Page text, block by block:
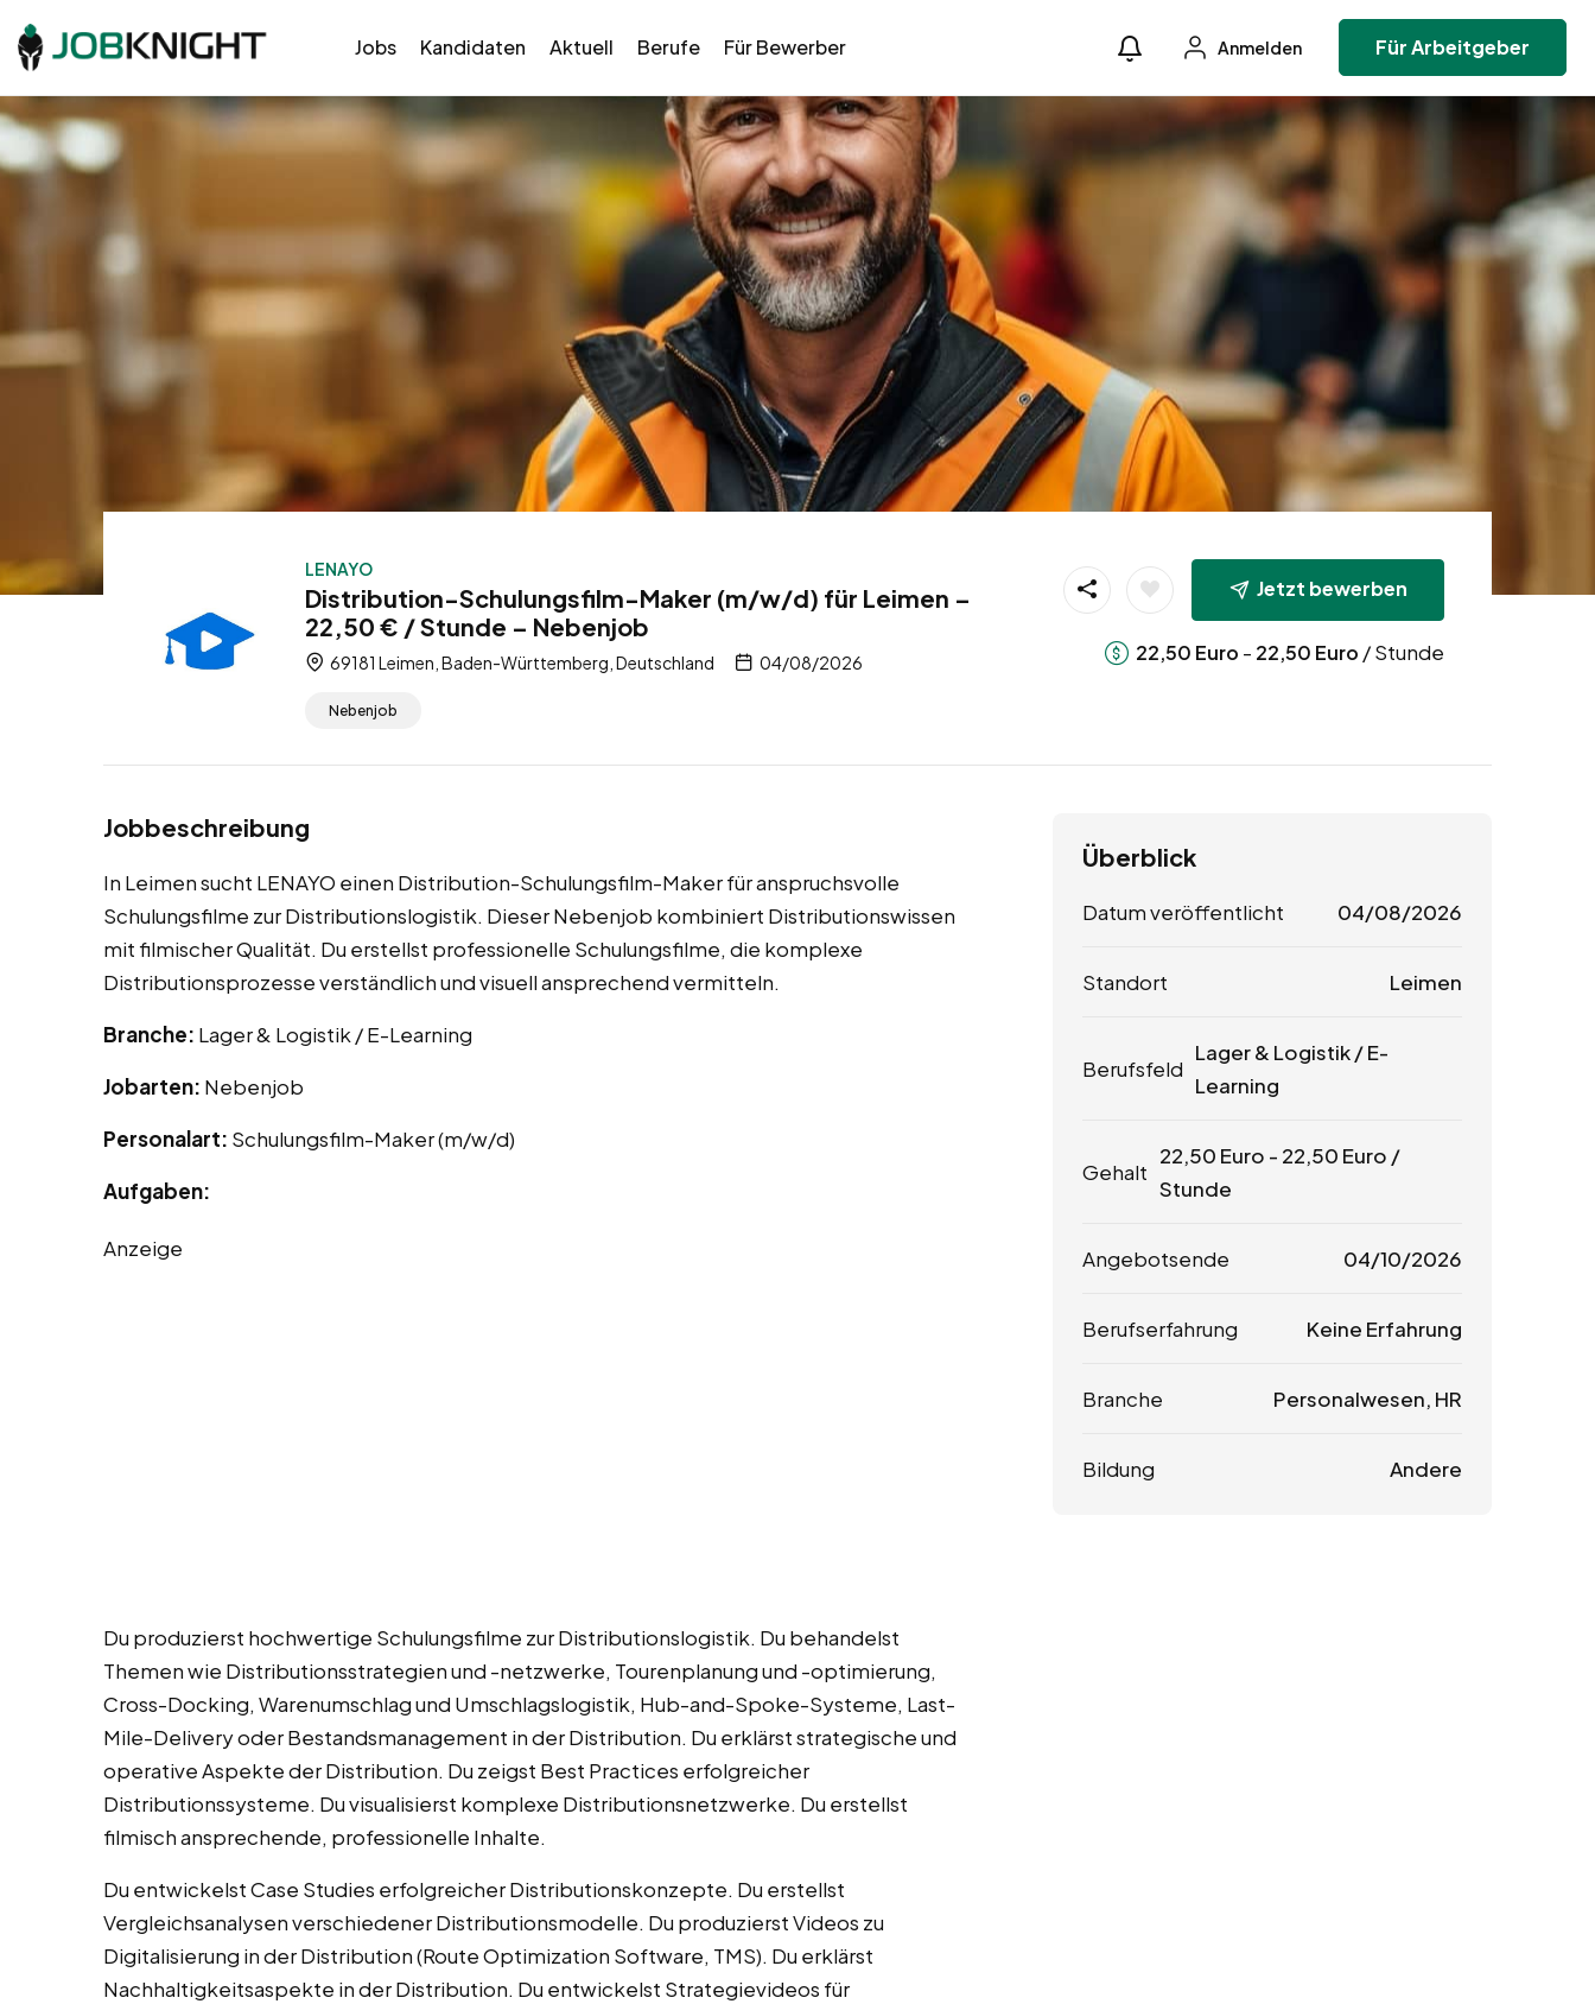
Jobs Kandidaten Aktuell Berufe Für Bewerber Anmelden Für Arbeitgeber
LENAYO
Distribution-Schulungsfilm-Maker (m/w/d) für Leimen –
22,50 € / Stunde – Nebenjob
69181 Leimen, Baden-Württemberg, Deutschland 04/08/2026
Nebenjob
Jetzt bewerben
22,50 Euro - 22,50 Euro / Stunde
Jobbeschreibung
In Leimen sucht LENAYO einen Distribution-Schulungsfilm-Maker für anspruchsvolle
Schulungsfilme zur Distributionslogistik. Dieser Nebenjob kombiniert Distributionswissen
mit filmischer Qualität. Du erstellst professionelle Schulungsfilme, die komplexe
Distributionsprozesse verständlich und visuell ansprechend vermitteln.
Branche: Lager & Logistik / E-Learning
Jobarten: Nebenjob
Personalart: Schulungsfilm-Maker (m/w/d)
Aufgaben:
Anzeige
Du produzierst hochwertige Schulungsfilme zur Distributionslogistik. Du behandelst
Themen wie Distributionsstrategien und -netzwerke, Tourenplanung und -optimierung,
Cross-Docking, Warenumschlag und Umschlagslogistik, Hub-and-Spoke-Systeme, Last-
Mile-Delivery oder Bestandsmanagement in der Distribution. Du erklärst strategische und
operative Aspekte der Distribution. Du zeigst Best Practices erfolgreicher
Distributionssysteme. Du visualisierst komplexe Distributionsnetzwerke. Du erstellst
filmisch ansprechende, professionelle Inhalte.
Du entwickelst Case Studies erfolgreicher Distributionskonzepte. Du erstellst
Vergleichsanalysen verschiedener Distributionsmodelle. Du produzierst Videos zu
Digitalisierung in der Distribution (Route Optimization Software, TMS). Du erklärst
Nachhaltigkeitsaspekte in der Distribution. Du entwickelst Strategievideos für
Überblick
Datum veröffentlicht 04/08/2026
Standort Leimen
Berufsfeld
Lager & Logistik / E-
Learning
Gehalt
22,50 Euro - 22,50 Euro /
Stunde
Angebotsende 04/10/2026
Berufserfahrung Keine Erfahrung
Branche Personalwesen, HR
Bildung Andere